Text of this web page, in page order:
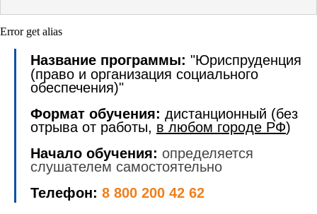
Error get alias
Название программы: "Юриспруденция
(право и организация социального
обеспечения)"
Формат обучения: дистанционный (без
отрыва от работы, в любом городе РФ)
Начало обучения: определяется
слушателем самостоятельно
Телефон: 8 800 200 42 62